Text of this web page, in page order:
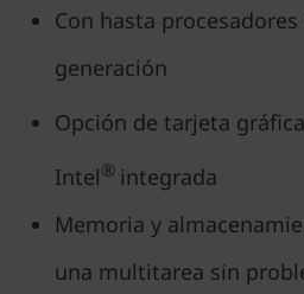
Con hasta
generación
Opción de tarjeta
Intel® integrada
Memoria y
una multitarea sin